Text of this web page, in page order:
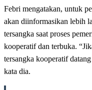
Febri mengatakan, untuk
akan diinformasikan lebih
tersangka saat proses
kooperatif dan terbuka.
tersangka kooperatif
kata dia.